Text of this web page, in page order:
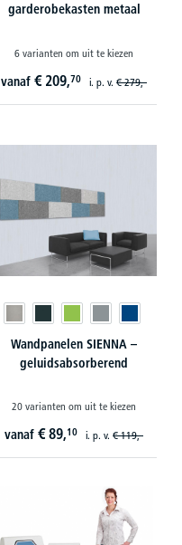
garderobekasten metaal
6 varianten om uit te kiezen
vanaf € 209,70 i. p. v. € 279,-
Wandpanelen SIENNA –
geluidsabsorberend
20 varianten om uit te kiezen
vanaf € 89,10 i. p. v. € 119,-